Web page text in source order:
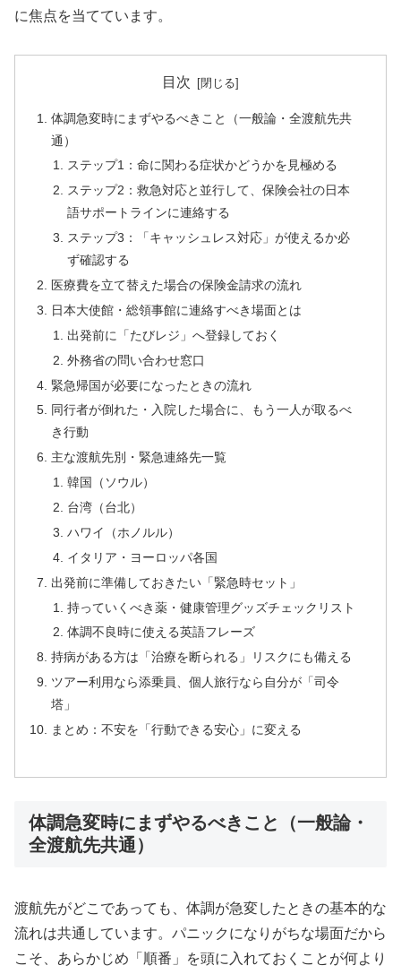
に焦点を当てています。
目次
体調急変時にまずやるべきこと（一般論・全渡航先共
通）
ステップ1：命に関わる症状かどうかを見極める
ステップ2：救急対応と並行して、保険会社の日本
語サポートラインに連絡する
ステップ3：「キャッシュレス対応」が使えるか必
ず確認する
医療費を立て替えた場合の保険金請求の流れ
日本大使館・総領事館に連絡すべき場面とは
出発前に「たびレジ」へ登録しておく
外務省の問い合わせ窓口
緊急帰国が必要になったときの流れ
同行者が倒れた・入院した場合に、もう一人が取るべ
き行動
主な渡航先別・緊急連絡先一覧
韓国（ソウル）
台湾（台北）
ハワイ（ホノルル）
イタリア・ヨーロッパ各国
出発前に準備しておきたい「緊急時セット」
持っていくべき薬・健康管理グッズチェックリスト
体調不良時に使える英語フレーズ
持病がある方は「治療を断られる」リスクにも備える
ツアー利用なら添乗員、個人旅行なら自分が「司令
塔」
まとめ：不安を「行動できる安心」に変える
体調急変時にまずやるべきこと（一般論・
全渡航先共通）
渡航先がどこであっても、体調が急変したときの基本的な
流れは共通しています。パニックになりがちな場面だから
こそ、あらかじめ「順番」を頭に入れておくことが何より